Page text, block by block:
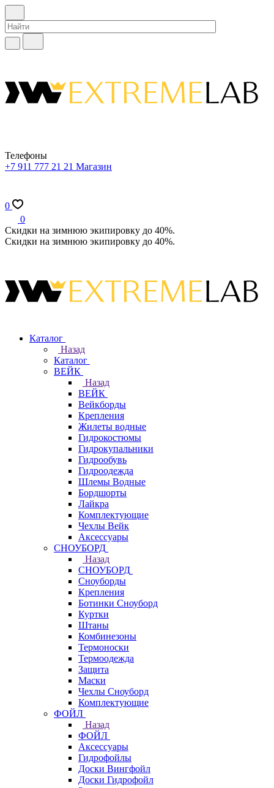
Телефоны
+7 911 777 21 21 Магазин
0
0
Скидки на зимнюю экипировку до 40%.
Скидки на зимнюю экипировку до 40%.
Каталог
Назад
Каталог
ВЕЙК
Назад
ВЕЙК
Вейкборды
Крепления
Жилеты водные
Гидрокостюмы
Гидрокупальники
Гидрообувь
Гидроодежда
Шлемы Водные
Бордшорты
Лайкра
Комплектующие
Чехлы Вейк
Аксессуары
СНОУБОРД
Назад
СНОУБОРД
Сноуборды
Крепления
Ботинки Сноуборд
Куртки
Штаны
Комбинезоны
Термоноски
Термоодежда
Защита
Маски
Чехлы Сноуборд
Комплектующие
ФОЙЛ
Назад
ФОЙЛ
Аксессуары
Гидрофойлы
Доски Вингфойл
Доски Гидрофойл